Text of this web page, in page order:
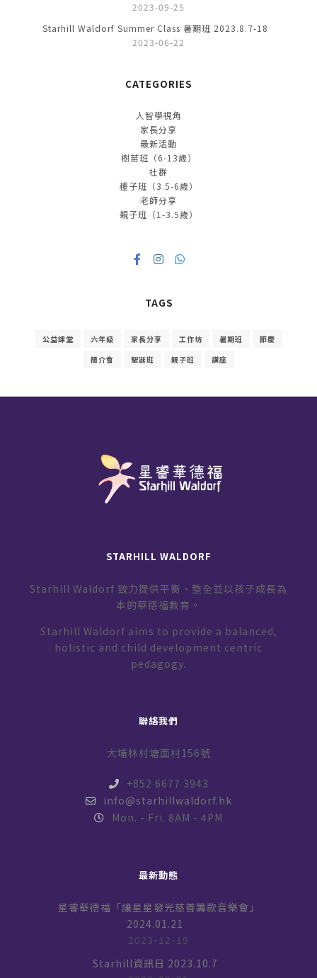
2023-09-25
Starhill Waldorf Summer Class 暑期班 2023.8.7-18
2023-06-22
CATEGORIES
人智學視角
家長分享
最新活動
樹苗班（6-13歲）
社群
種子班（3.5-6歲）
老師分享
親子班（1-3.5歲）
TAGS
公益課堂 六年級 家長分享 工作坊 暑期班
節慶
簡介會
聖誕班 親子班 講座
STARHILL WALDORF
Starhill Waldorf 致力提供平衡、整全並以孩子成長為
本的華德福教育。
Starhill Waldorf aims to provide a balanced,
holistic and child development centric
pedagogy.
聯絡我們
大埔林村塘面村156號
+852 6677 3943
info@starhillwaldorf.hk
Mon. - Fri. 8AM - 4PM
最新動態
星睿華德福「讓星星發光慈善籌款音樂會」
2024.01.21
2023-12-19
Starhill資訊日 2023.10.7